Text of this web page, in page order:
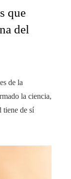
que
del
de la
la ciencia,
tiene de sí